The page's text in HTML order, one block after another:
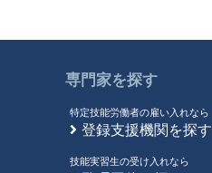
専門家を探す
特定技能労働者の雇い入れなら
登録支援機関を探す
技能実習生の受け入れなら